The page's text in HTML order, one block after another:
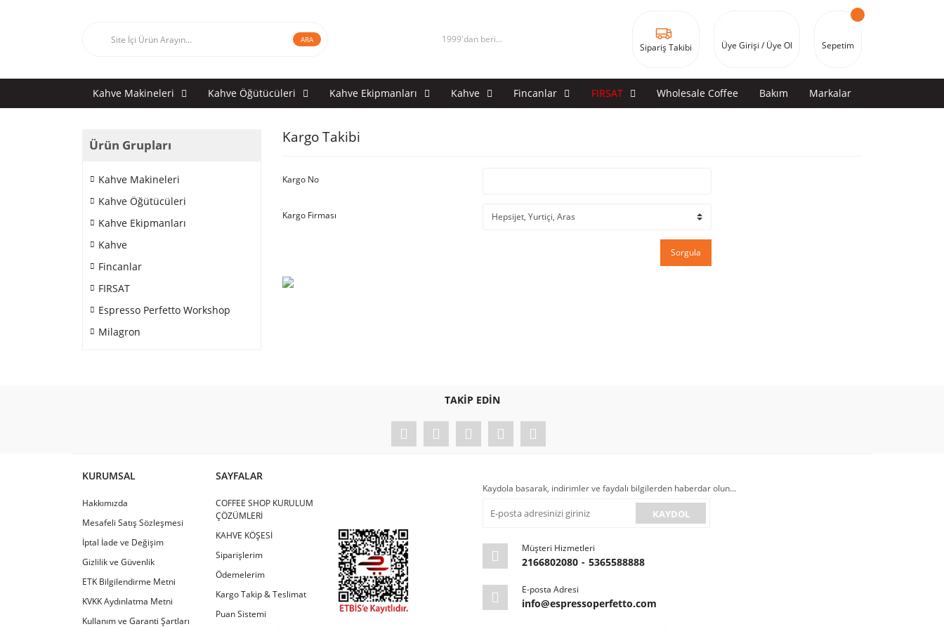
ARA 1999'dan beri...
Sipariş Takibi Üye Girişi / Üye Ol Sepetim
Kahve Makineleri Kahve Öğütücüleri Kahve Ekipmanları Kahve Fincanlar FIRSAT Wholesale Coffee Bakım Markalar
Ürün Grupları
Kahve Makineleri
Kahve Öğütücüleri
Kahve Ekipmanları
Kahve
Fincanlar
FIRSAT
Espresso Perfetto Workshop
Milagron
Kargo Takibi
Kargo No
Kargo Firması
Sorgula
TAKİP EDİN
KURUMSAL
Hakkımızda
Mesafeli Satış Sözleşmesi
İptal İade ve Değişim
Gizlilik ve Güvenlik
ETK Bilgilendirme Metni
KVKK Aydınlatma Metni
Kullanım ve Garanti Şartları
SAYFALAR
COFFEE SHOP KURULUM
ÇÖZÜMLERİ
KAHVE KÖŞESİ
Siparişlerim
Ödemelerim
Kargo Takip & Teslimat
Puan Sistemi
Kaydola basarak, indirimler ve faydalı bilgilerden haberdar olun...
KAYDOL
Müşteri Hizmetleri
2166802080 - 5365588888
E-posta Adresi
info@espressoperfetto.com